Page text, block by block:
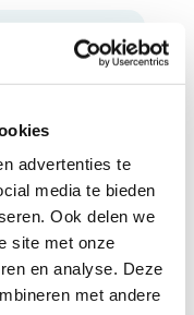
advertenties te
media te bieden
Ook delen we
site met onze
en analyse. Deze
met andere